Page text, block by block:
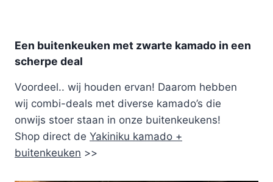
Een buitenkeuken met zwarte kamado in een
scherpe deal
Voordeel.. wij houden ervan! Daarom hebben
wij combi-deals met diverse kamado’s die
onwijs stoer staan in onze buitenkeukens!
Shop direct de Yakiniku kamado +
buitenkeuken >>